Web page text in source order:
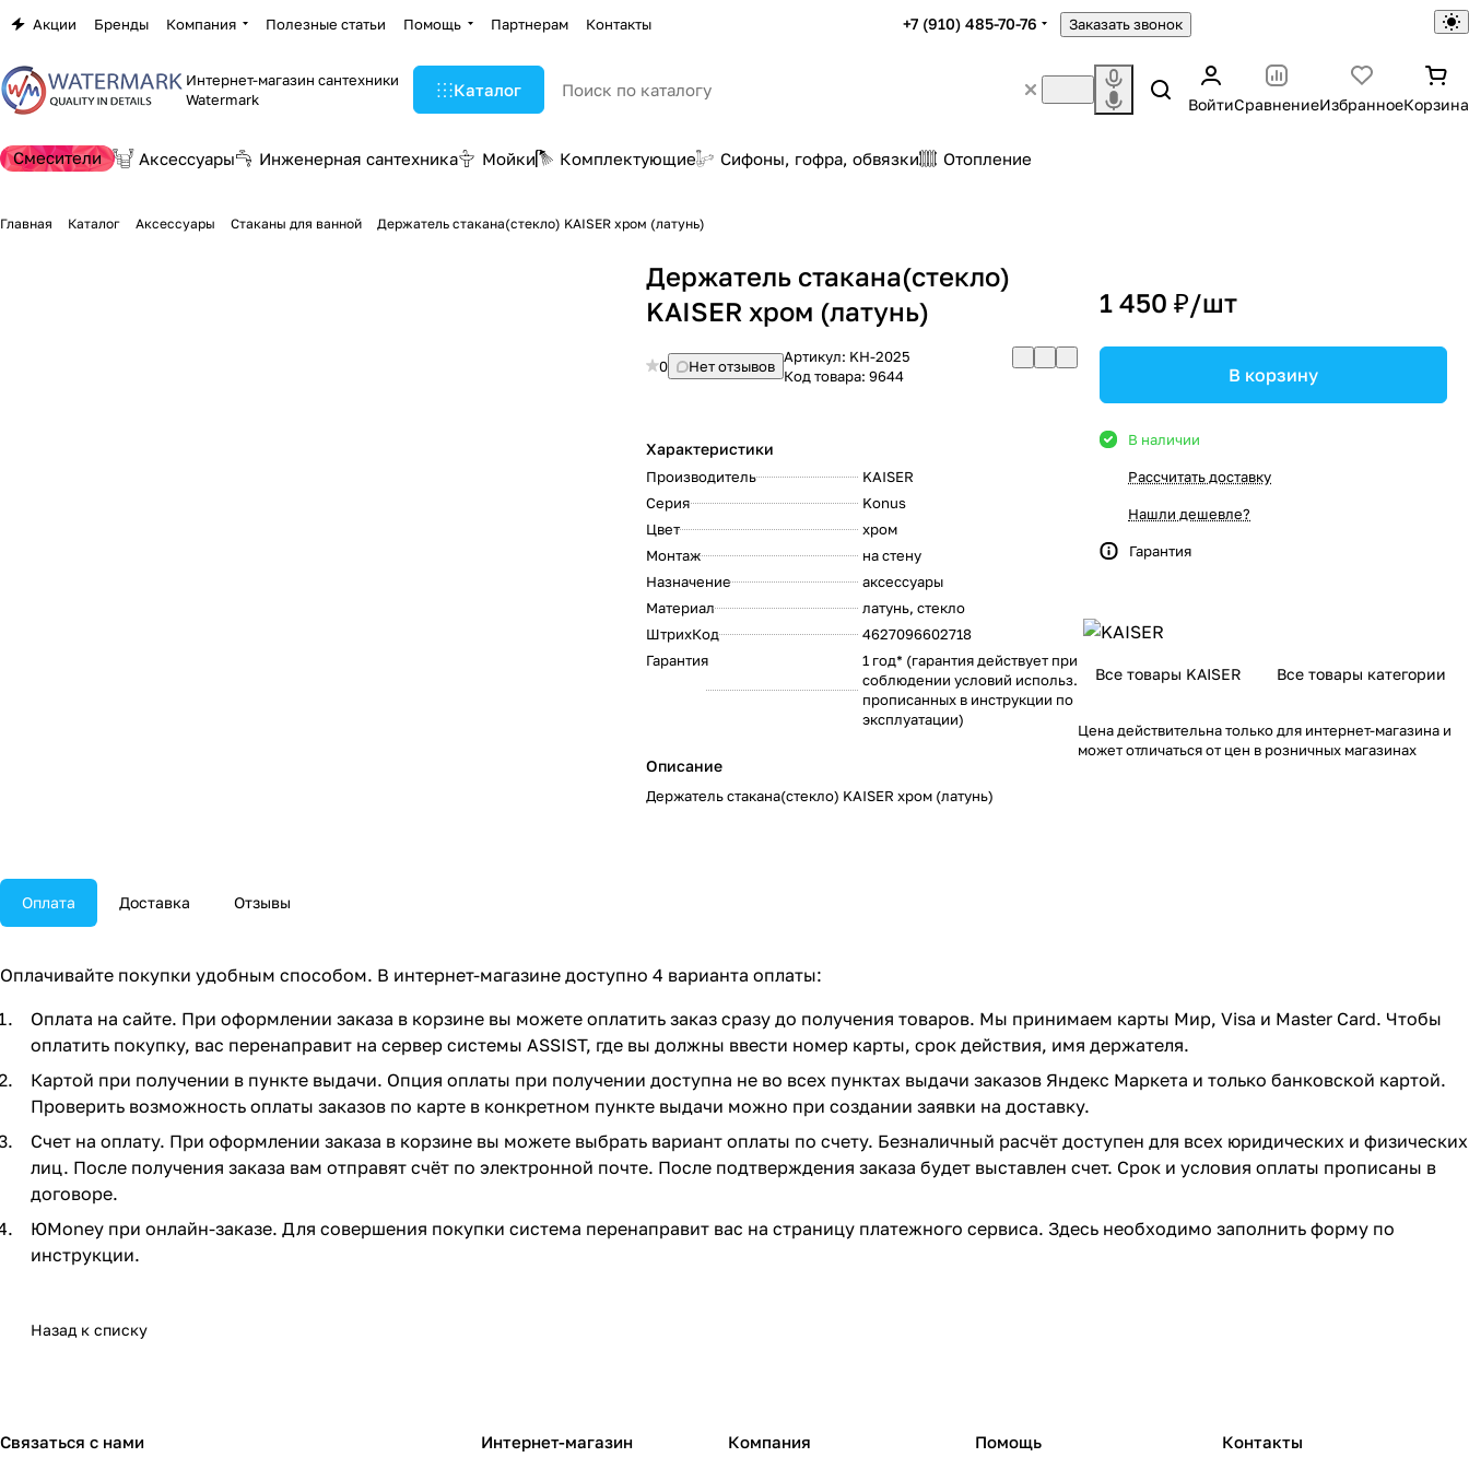
Акции Бренды Компания Полезные статьи Помощь Партнерам Контакты +7 (910) 485-70-76 Заказать звонок
Интернет-магазин сантехники
Watermark
Каталог
ВойтиСравнениеИзбранноеКорзина
Смесители Аксессуары Инженерная сантехника Мойки Комплектующие Сифоны, гофра, обвязки Отопление
Главная Каталог Аксессуары Стаканы для ванной Держатель стакана(стекло) KAISER хром (латунь)
Держатель стакана(стекло)
KAISER хром (латунь)
0 Нет отзывов
Артикул: KH-2025
Код товара:9644
Характеристики
Производитель
:
KAISER
Серия
:
Konus
Цвет
хром
Монтаж
:
на стену
Назначение
:
аксессуары
Материал
:
латунь, стекло
ШтрихКод
:
4627096602718
Гарантия
1 год* (гарантия действует при
соблюдении условий использ.
прописанных в инструкции по
эксплуатации)
Описание
Держатель стакана(стекло) KAISER хром (латунь)
1 450 ₽/шт
В корзину
В наличии
Рассчитать доставку
Нашли дешевле?
Гарантия
Все товары KAISER Все товары категории
Цена действительна только для интернет-магазина и
может отличаться от цен в розничных магазинах
Оплата Доставка Отзывы
Оплачивайте покупки удобным способом. В интернет-магазине доступно 4 варианта оплаты:
Оплата на сайте. При оформлении заказа в корзине вы можете оплатить заказ сразу до получения товаров. Мы принимаем карты Мир, Visa и Master Card. Чтобы
оплатить покупку, вас перенаправит на сервер системы ASSIST, где вы должны ввести номер карты, срок действия, имя держателя.
Картой при получении в пункте выдачи. Опция оплаты при получении доступна не во всех пунктах выдачи заказов Яндекс Маркета и только банковской картой.
Проверить возможность оплаты заказов по карте в конкретном пункте выдачи можно при создании заявки на доставку.
Счет на оплату. При оформлении заказа в корзине вы можете выбрать вариант оплаты по счету. Безналичный расчёт доступен для всех юридических и физических
лиц. После получения заказа вам отправят счёт по электронной почте. После подтверждения заказа будет выставлен счет. Срок и условия оплаты прописаны в
договоре.
ЮMoney при онлайн-заказе. Для совершения покупки система перенаправит вас на страницу платежного сервиса. Здесь необходимо заполнить форму по
инструкции.
Назад к списку
Связаться с нами Интернет-магазин Компания Помощь Контакты